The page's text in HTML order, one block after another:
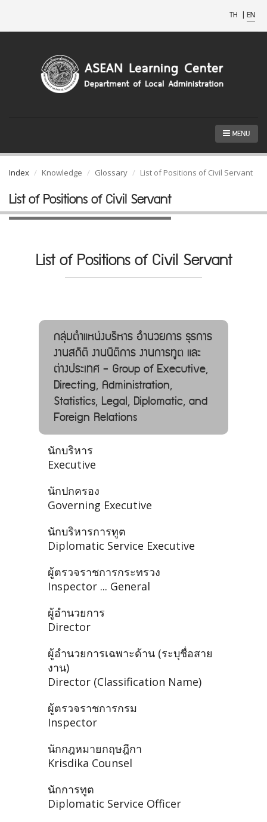
TH | EN
MENU
Index Knowledge Glossary List of Positions of Civil Servant
List of Positions of Civil Servant
List of Positions of Civil Servant
กลุ่มตำแหน่งบริหาร อํานวยการ ธุรการ
งานสถิติ งานนิติการ งานการทูต และ
ต่างประเทศ - Group of Executive,
Directing, Administration,
Statistics, Legal, Diplomatic, and
Foreign Relations
นักบริหาร
Executive
นักปกครอง
Governing Executive
นักบริหารการทูต
Diplomatic Service Executive
ผู้ตรวจราชการกระทรวง
Inspector ... General
ผู้อำนวยการ
Director
ผู้อำนวยการเฉพาะด้าน (ระบุชื่อสาย
งาน)
Director (Classification Name)
ผู้ตรวจราชการกรม
Inspector
นักกฎหมายกฤษฎีกา
Krisdika Counsel
นักการทูต
Diplomatic Service Officer